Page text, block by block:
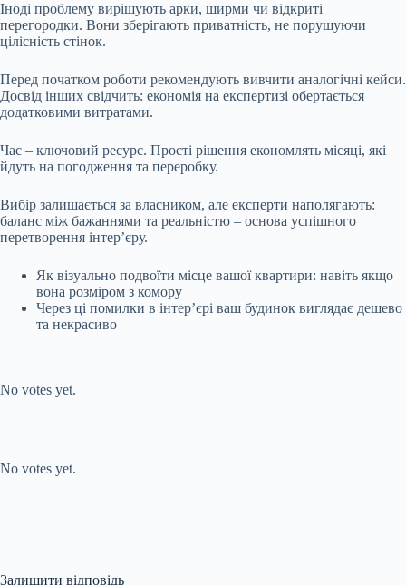
Іноді проблему вирішують арки, ширми чи відкриті
перегородки. Вони зберігають приватність, не порушуючи
цілісність стінок.
Перед початком роботи рекомендують вивчити аналогічні кейси.
Досвід інших свідчить: економія на експертизі обертається
додатковими витратами.
Час – ключовий ресурс. Прості рішення економлять місяці, які
йдуть на погодження та переробку.
Вибір залишається за власником, але експерти наполягають:
баланс між бажаннями та реальністю – основа успішного
перетворення інтер’єру.
Як візуально подвоїти місце вашої квартири: навіть якщо
вона розміром з комору
Через ці помилки в інтер’єрі ваш будинок виглядає дешево
та некрасиво
No votes yet.
No votes yet.
Залишити відповідь